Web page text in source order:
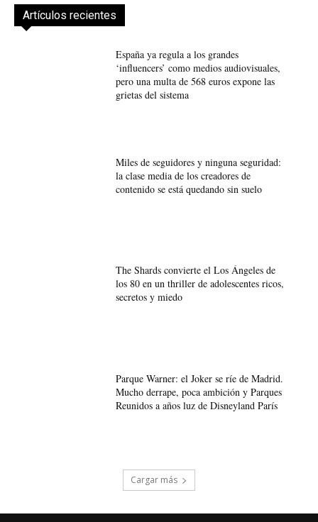
Artículos recientes
España ya regula a los grandes
‘influencers’ como medios audiovisuales,
pero una multa de 568 euros expone las
grietas del sistema
Miles de seguidores y ninguna seguridad:
la clase media de los creadores de
contenido se está quedando sin suelo
The Shards convierte el Los Ángeles de
los 80 en un thriller de adolescentes ricos,
secretos y miedo
Parque Warner: el Joker se ríe de Madrid.
Mucho derrape, poca ambición y Parques
Reunidos a años luz de Disneyland París
Cargar más